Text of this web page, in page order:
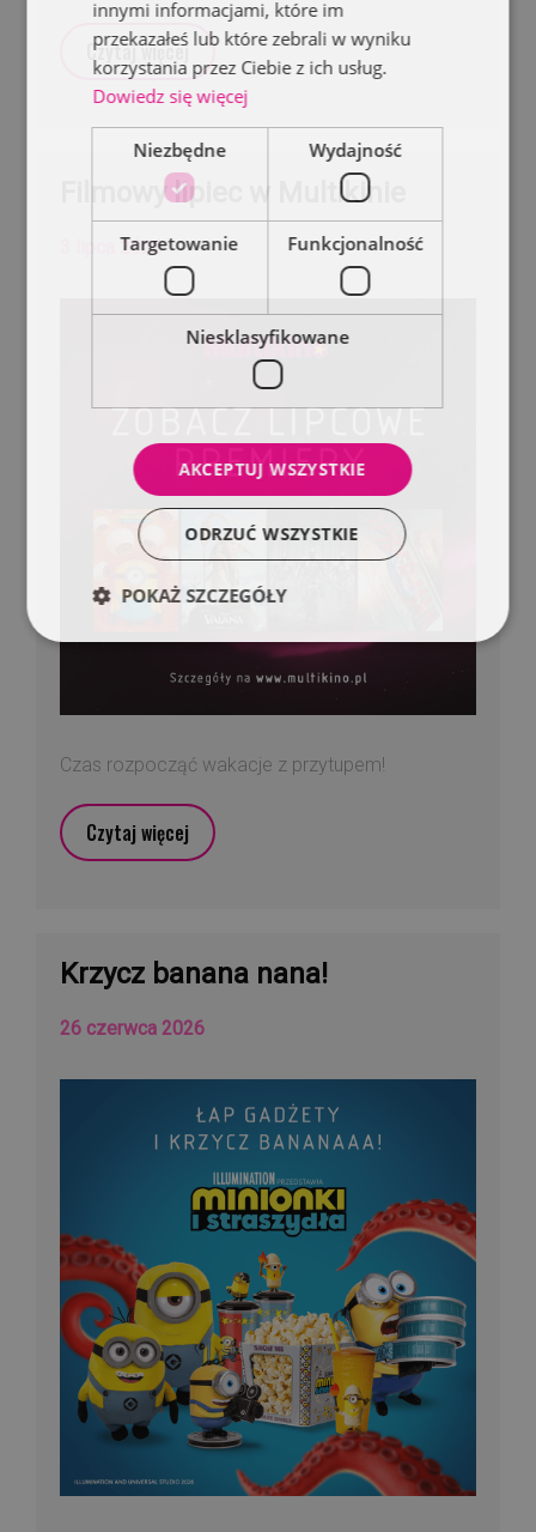
Czytaj więcej
Filmowy lipiec w Multikinie
3 lipca 2026
Czas rozpocząć wakacje z przytupem!
Czytaj więcej
Krzycz banana nana!
26 czerwca 2026
innymi informacjami, które im
przekazałeś lub które zebrali w wyniku
korzystania przez Ciebie z ich usług.
Dowiedz się więcej
Niezbędne Wydajność
Targetowanie Funkcjonalność
Niesklasyfikowane
AKCEPTUJ WSZYSTKIE
ODRZUĆ WSZYSTKIE
POKAŻ SZCZEGÓŁY